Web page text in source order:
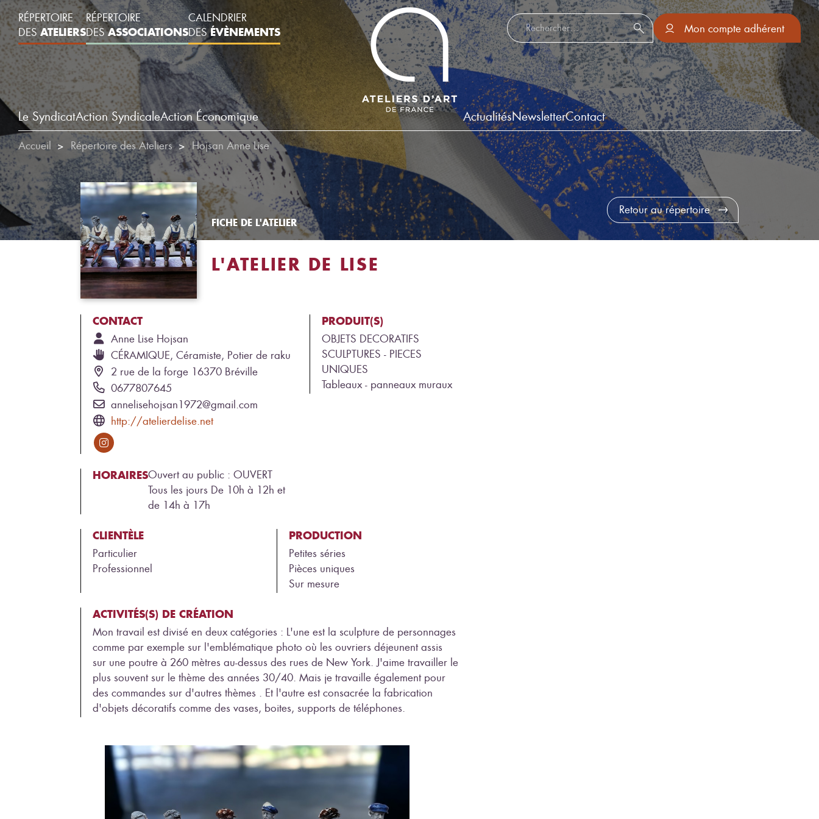
RÉPERTOIRE
DESATELIERS
RÉPERTOIRE
DESASSOCIATIONS
CALENDRIER
DESÉVÈNEMENTS
Le SyndicatAction SyndicaleAction Économique
Rechercher :
Mon compte adhérent
ActualitésNewsletterContact
Accueil Répertoire des Ateliers Hojsan Anne Lise
FICHE DE L'ATELIER
L'ATELIER DE LISE
CONTACT
Anne Lise Hojsan
CÉRAMIQUE, Céramiste, Potier de raku
2 rue de la forge 16370 Bréville
0677807645
annelisehojsan1972@gmail.com
http://atelierdelise.net
HORAIRESOuvert au public : OUVERT
Tous les jours De 10h à 12h et
de 14h à 17h
PRODUIT(S)
OBJETS DECORATIFS
SCULPTURES - PIECES
UNIQUES
Tableaux - panneaux muraux
CLIENTÈLE
Particulier
Professionnel
PRODUCTION
Petites séries
Pièces uniques
Sur mesure
ACTIVITÉS(S) DE CRÉATION
Mon travail est divisé en deux catégories : L'une est la sculpture de personnages
comme par exemple sur l'emblématique photo où les ouvriers déjeunent assis
sur une poutre à 260 mètres au-dessus des rues de New York. J'aime travailler le
plus souvent sur le thème des années 30/40. Mais je travaille également pour
des commandes sur d'autres thèmes . Et l'autre est consacrée la fabrication
d'objets décoratifs comme des vases, boites, supports de téléphones.
Retour au répertoire